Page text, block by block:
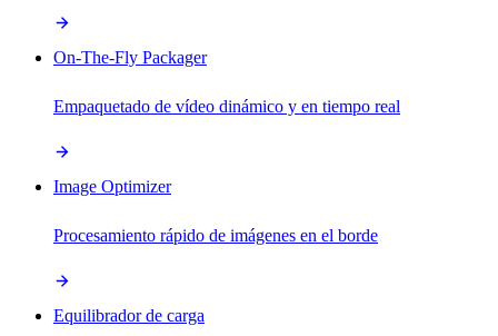
On-The-Fly Packager
Empaquetado de vídeo dinámico y en tiempo real
Image Optimizer
Procesamiento rápido de imágenes en el borde
Equilibrador de carga